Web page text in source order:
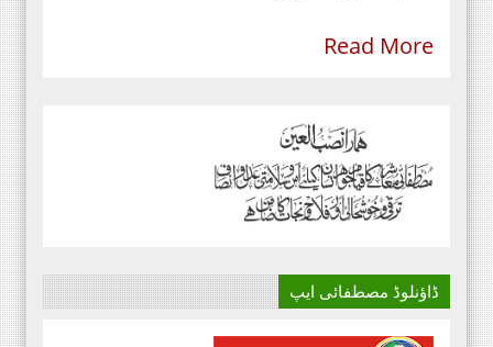
Read More
ڈاؤنلوڈ مصطفائی ایپ